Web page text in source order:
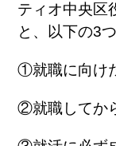
ティオ中央区
と、以下の3
①就職に向け
②就職してか